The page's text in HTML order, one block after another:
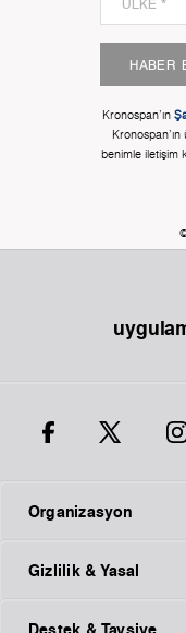
HABER
Kronospan'ın
Kronospan'ın
benimle iletişim
Organizasyon
Gizlilik & Yasal